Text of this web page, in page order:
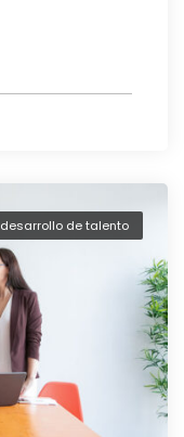
desarrollo de talento